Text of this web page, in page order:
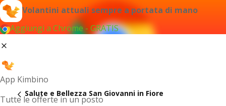
Volantini attuali sempre a portata di mano
Aggiungi a Chrome - GRATIS
App Kimbino
Tutte le offerte in un posto
Salute e Bellezza San Giovanni in Fiore